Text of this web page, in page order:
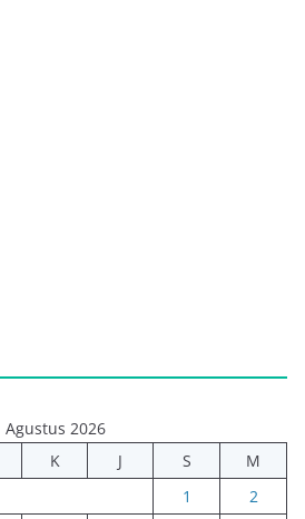
Agustus 2026
K J S
M
1
2